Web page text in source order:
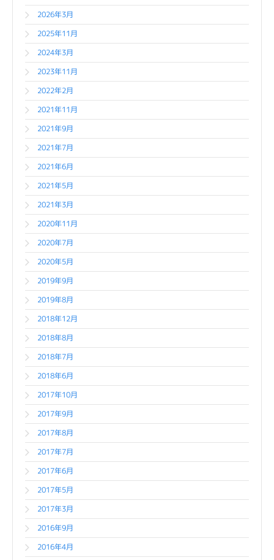
2026年3月
2025年11月
2024年3月
2023年11月
2022年2月
2021年11月
2021年9月
2021年7月
2021年6月
2021年5月
2021年3月
2020年11月
2020年7月
2020年5月
2019年9月
2019年8月
2018年12月
2018年8月
2018年7月
2018年6月
2017年10月
2017年9月
2017年8月
2017年7月
2017年6月
2017年5月
2017年3月
2016年9月
2016年4月